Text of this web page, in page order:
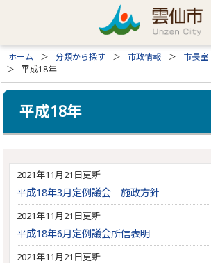
ホーム 分類から探す 市政情報 市長室
平成18年
平成18年
2021年11月21日更新
平成18年3月定例議会 施政方針
2021年11月21日更新
平成18年6月定例議会所信表明
2021年11月21日更新